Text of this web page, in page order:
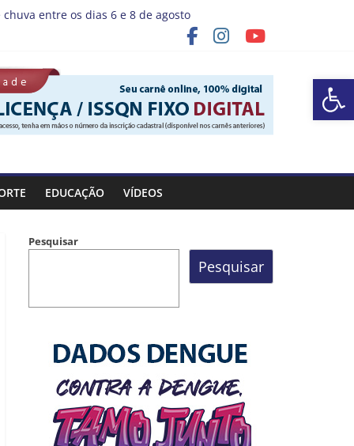
entre os dias 6 e 8 de agosto
“Sábado Saúde”
EDUCAÇÃO VÍDEOS
Pesquisar
Pesquisar